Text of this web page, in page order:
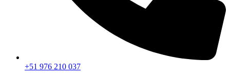
+51 976 210 037